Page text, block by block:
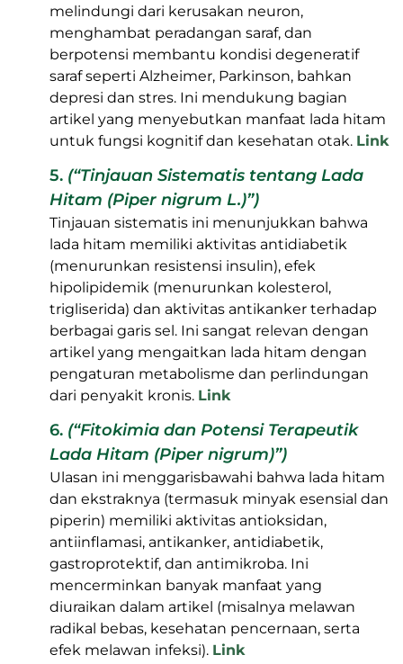
melindungi dari kerusakan neuron,
menghambat peradangan saraf, dan
berpotensi membantu kondisi degeneratif
saraf seperti Alzheimer, Parkinson, bahkan
depresi dan stres. Ini mendukung bagian
artikel yang menyebutkan manfaat lada hitam
untuk fungsi kognitif dan kesehatan otak. Link
5. (“Tinjauan Sistematis tentang Lada
Hitam (Piper nigrum L.)”)
Tinjauan sistematis ini menunjukkan bahwa
lada hitam memiliki aktivitas antidiabetik
(menurunkan resistensi insulin), efek
hipolipidemik (menurunkan kolesterol,
trigliserida) dan aktivitas antikanker terhadap
berbagai garis sel. Ini sangat relevan dengan
artikel yang mengaitkan lada hitam dengan
pengaturan metabolisme dan perlindungan
dari penyakit kronis. Link
6. (“Fitokimia dan Potensi Terapeutik
Lada Hitam (Piper nigrum)”)
Ulasan ini menggarisbawahi bahwa lada hitam
dan ekstraknya (termasuk minyak esensial dan
piperin) memiliki aktivitas antioksidan,
antiinflamasi, antikanker, antidiabetik,
gastroprotektif, dan antimikroba. Ini
mencerminkan banyak manfaat yang
diuraikan dalam artikel (misalnya melawan
radikal bebas, kesehatan pencernaan, serta
efek melawan infeksi). Link